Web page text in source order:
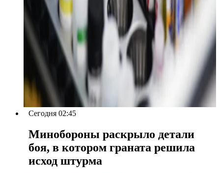
Сегодня 02:45
Минобороны раскрыло детали
боя, в котором граната решила
исход штурма